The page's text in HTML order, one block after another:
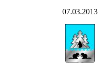
07.03.2013